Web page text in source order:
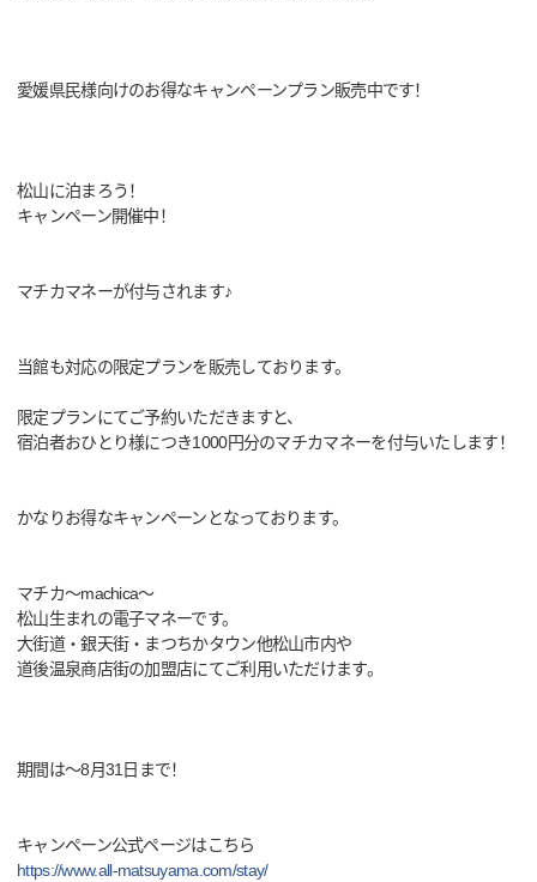
愛媛県民様向けのお得なキャンペーンプラン販売中です！
松山に泊まろう！
キャンペーン開催中！
マチカマネーが付与されます♪
当館も対応の限定プランを販売しております。
限定プランにてご予約いただきますと、
宿泊者おひとり様につき1000円分のマチカマネーを付与いたします！
かなりお得なキャンペーンとなっております。
マチカ～machica～
松山生まれの電子マネーです。
大街道・銀天街・まつちかタウン他松山市内や
道後温泉商店街の加盟店にてご利用いただけます。
期間は～8月31日まで！
キャンペーン公式ページはこちら
https://www.all-matsuyama.com/stay/